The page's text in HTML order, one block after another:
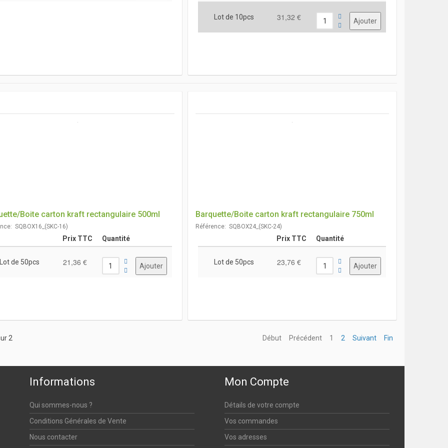
Lot de 10pcs 31,32 €
Boite carton kraft rectangulaire 500ml
SQBOX16_(SKC-16)
Prix TTC Quantité
Lot de 50pcs 21,36 €
Barquette/Boite carton kraft rectangulaire 750ml
Référence: SQBOX24_(SKC-24)
Prix TTC Quantité
Lot de 50pcs 23,76 €
Début Précédent 1 2 Suivant Fin
2
Informations
Qui sommes-nous ?
Conditions Générales de Vente
Nous contacter
Mon Compte
Détails de votre compte
Vos commandes
Vos adresses